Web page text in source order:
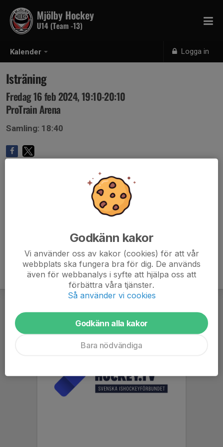
Kalender Logga in
Mjölby Hockey
U14 (Team -13)
Isträning
Fredag 16 feb 2024, 19:10-20:10
ProTrain Arena
Samling: 18:40
Godkänn kakor
Vi använder oss av kakor (cookies) för att vår
webbplats ska fungera bra för dig. De används
även för webbanalys i syfte att hjälpa oss att
förbättra våra tjänster.
Så använder vi cookies
Godkänn alla kakor
Bara nödvändiga